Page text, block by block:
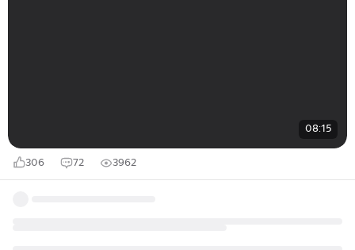
08:15
306 72 3962